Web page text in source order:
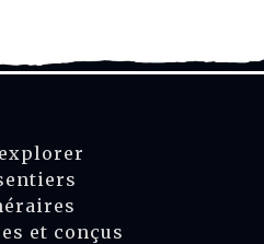
et conçus